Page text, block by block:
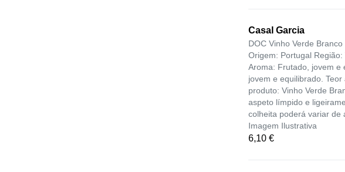
Casal Garcia
DOC Vinho Verde
Origem: Portugal
Aroma: Frutado, jovem e
jovem e equilibrado.
produto: Vinho Verde
aspeto límpido e
colheita poderá variar de
Imagem Ilustrativa
6,10 €